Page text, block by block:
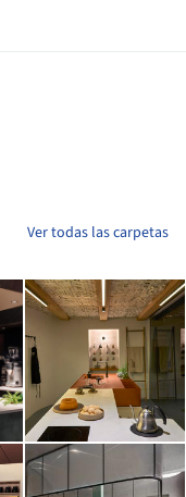
Ver todas las carpetas